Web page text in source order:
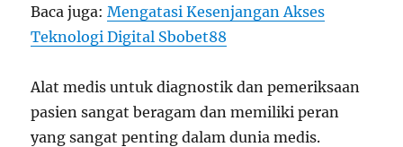
Baca juga:Mengatasi Kesenjangan Akses
Teknologi Digital Sbobet88
Alat medis untuk diagnostik dan pemeriksaan
pasien sangat beragam dan memiliki peran
yang sangat penting dalam dunia medis.